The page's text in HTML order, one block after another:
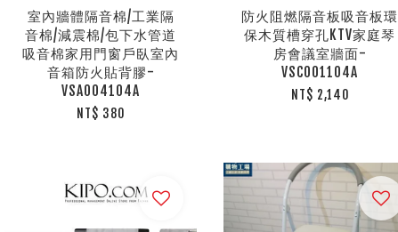
室內牆體隔音棉/工業隔
音棉/減震棉/包下水管道
吸音棉家用門窗戶臥室內
音箱防火貼背膠-
VSA004104A
NT$ 380
防火阻燃隔音板吸音板環
保木質槽穿孔KTV家庭琴
房會議室牆面-
VSC001104A
NT$ 2,140